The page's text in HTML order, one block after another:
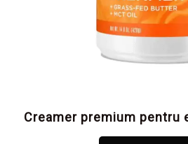
Creamer premium pentru
sațietate de durată,